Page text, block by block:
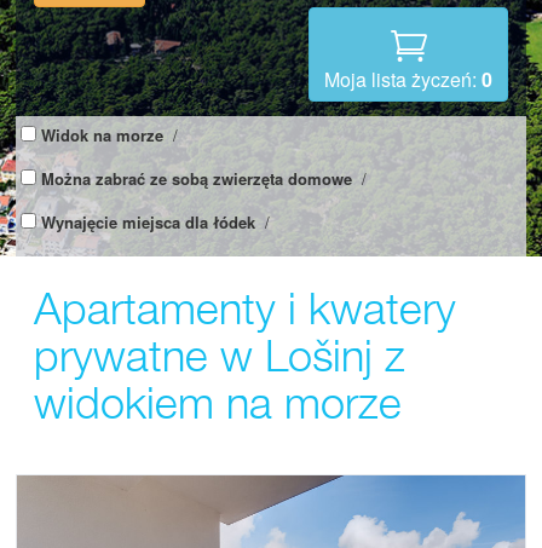
Moja lista życzeń: 0
Widok na morze /
Można zabrać ze sobą zwierzęta domowe /
Wynajęcie miejsca dla łódek /
Apartamenty i kwatery
prywatne w Lošinj z
widokiem na morze